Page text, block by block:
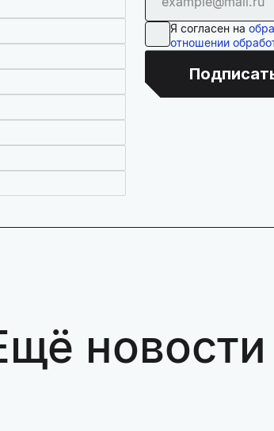
Я согласен на
отношении
новости